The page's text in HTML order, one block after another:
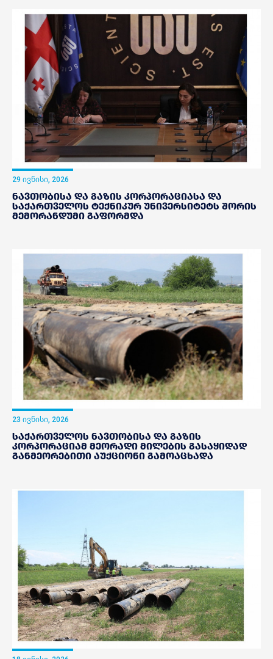
29 ივნისი, 2026
ნავთობისა და გაზის კორპორაციასა და
საქართველოს ტექნიკურ უნივერსიტეტს შორის
მემორანდუმი გაფორმდა
23 ივნისი, 2026
საქართველოს ნავთობისა და გაზის
კორპორაციამ მეორადი მილების გასაყიდად
განმეორებითი აუქციონი გამოაცხადა